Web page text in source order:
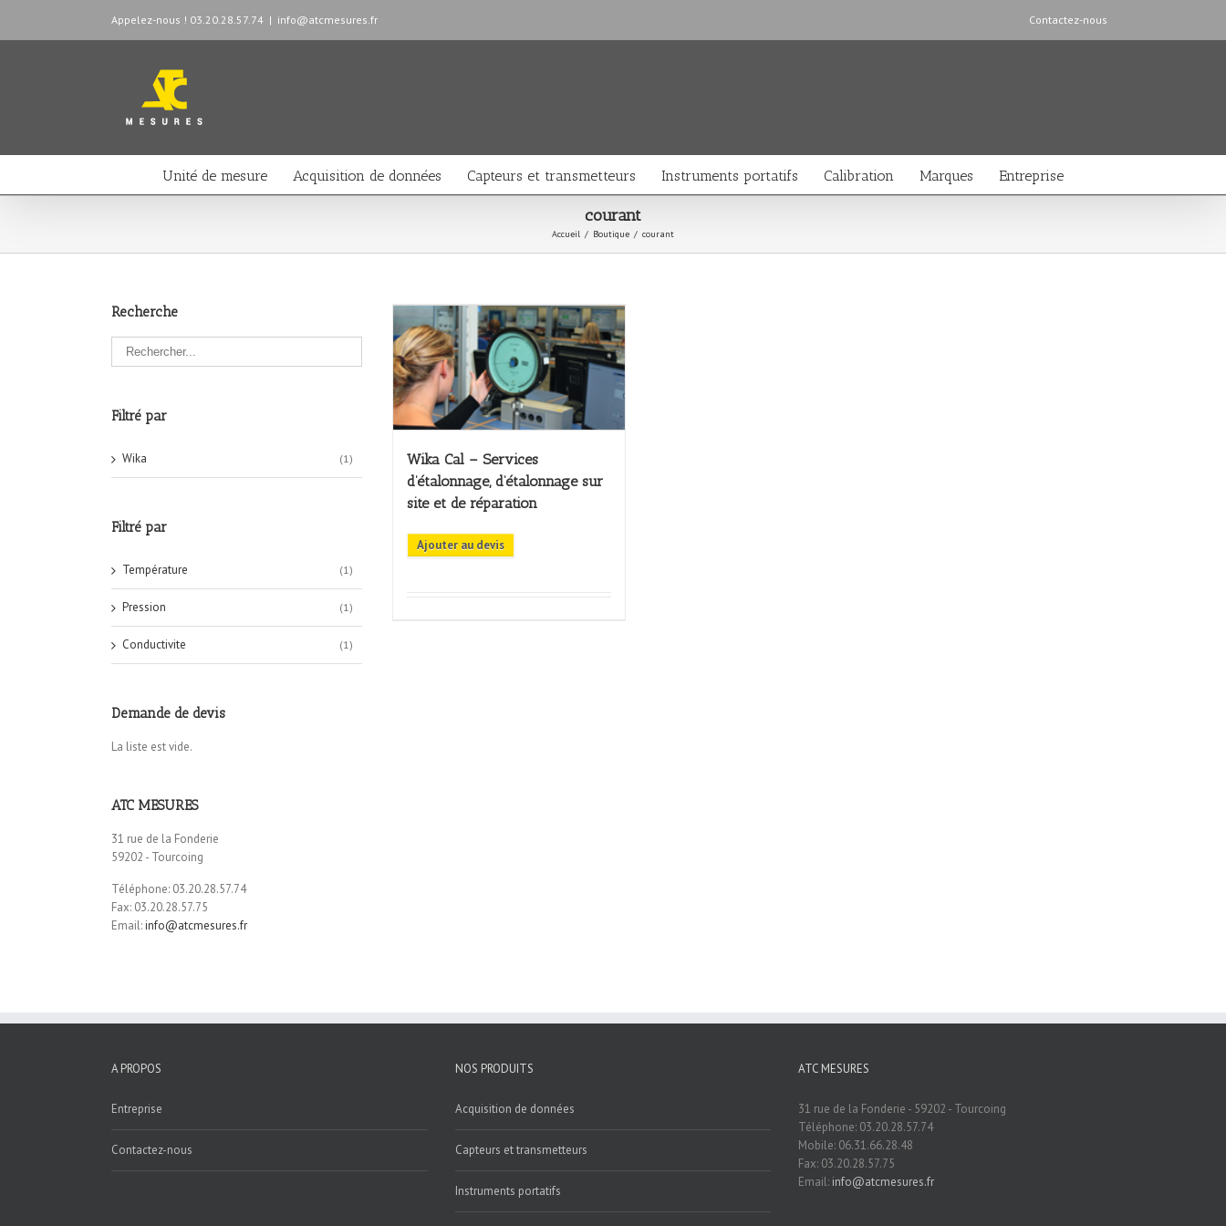
Appelez-nous ! 03.20.28.57.74 | info@atcmesures.fr Contactez-nous
Unité de mesure Acquisition de données Capteurs et transmetteurs Instruments portatifs Calibration Marques Entreprise
courant
Accueil / Boutique / courant
Wika Cal – Services
d’étalonnage, d’étalonnage sur
site et de réparation
Ajouter au devis
Recherche
Filtré par
Wika (1)
Filtré par
Température (1)
Pression (1)
Conductivite (1)
Demande de devis
La liste est vide.
ATC MESURES
31 rue de la Fonderie
59202 - Tourcoing
Téléphone: 03.20.28.57.74
Fax: 03.20.28.57.75
Email:info@atcmesures.fr
A PROPOS
Entreprise
Contactez-nous
NOS PRODUITS
Acquisition de données
Capteurs et transmetteurs
Instruments portatifs
ATC MESURES
31 rue de la Fonderie - 59202 - Tourcoing
Téléphone: 03.20.28.57.74
Mobile: 06.31.66.28.48
Fax: 03.20.28.57.75
Email: info@atcmesures.fr